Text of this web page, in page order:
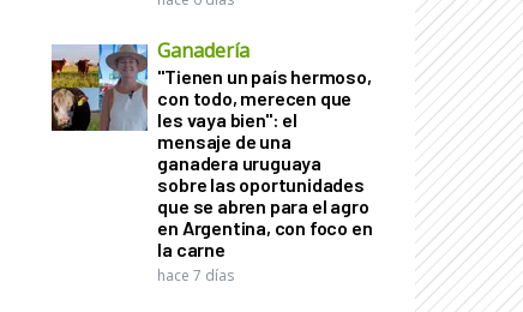
Ganadería
"Tienen un país hermoso,
con todo, merecen que
les vaya bien": el
mensaje de una
ganadera uruguaya
sobre las oportunidades
que se abren para el agro
en Argentina, con foco en
la carne
hace 7 días